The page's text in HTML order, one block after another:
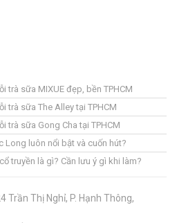
trà sữa MIXUE đẹp, bền TPHCM
trà sữa The Alley tại TPHCM
trà sữa Gong Cha tại TPHCM
Long luôn nổi bật và cuốn hút?
truyền là gì? Cần lưu ý gì khi làm?
Trần Thị Nghỉ, P. Hạnh Thông,